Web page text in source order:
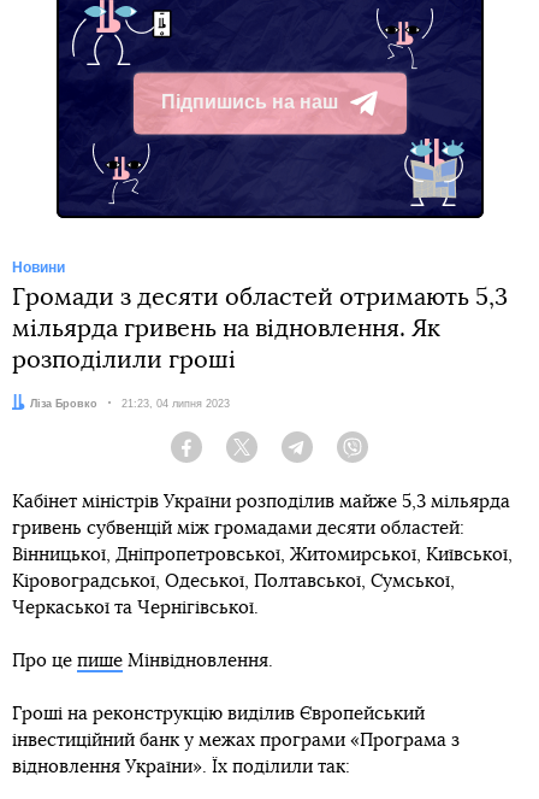
Підпишись на наш
Telegram
Новини
Громади з десяти областей отримають 5,3
мільярда гривень на відновлення. Як
розподілили гроші
Автор:
Ліза Бровко Дата:
21:23, 04 липня 2023
Facebook Twitter Telegram
Кабінет міністрів України розподілив майже 5,3 мільярда
гривень субвенцій між громадами десяти областей:
Вінницької, Дніпропетровської, Житомирської, Київської,
Кіровоградської, Одеської, Полтавської, Сумської,
Черкаської та Чернігівської.
Про це пише Мінвідновлення.
Гроші на реконструкцію виділив Європейський
інвестиційний банк у межах програми «Програма з
відновлення України». Їх поділили так: